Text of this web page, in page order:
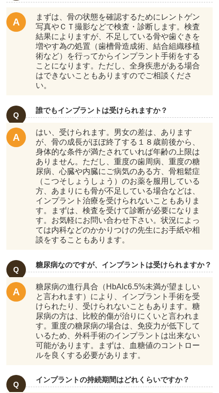
まずは、骨の状態を確認するためにレントゲン
写真やＣＴ撮影などで検査・診断します。検査
結果によりますが、不足している骨や歯ぐきを
増やす為の処置（歯槽骨造成術、結合組織移植
術など）を行ってからインプラント手術をする
ことになります。ただし、全身疾患がある場合
はできないこともありますのでご相談くださ
い。
誰でもインプラントは受けられますか？
はい、受けられます。男女の差は、あります
が、骨の成長がほぼ終了する１８歳前後から、
身体的な条件が満たされていれば年齢の上限は
ありません。ただし、重度の歯周病、重度の糖
尿病、心臓や内臓にご病気のある方、骨粗鬆症
（こつそしょうしょう）のお薬を服用している
方、あまりにも骨が不足している場合などは、
インプラント治療を受けられないこともありま
す。まずは、検査を受けて診断が必要になりま
す。お気軽にお問い合わせ下さい。状況によっ
ては内科などのかかりつけの先生にお手紙や相
談をすることもあります。
糖尿病なのですが、インプラントは受けられますか？
糖尿病の進行具合（HbAlc6.5%未満が望ましい
と言われます）により、インプラント手術を受
けられたり、受けられないこともあります。糖
尿病の方は、比較的傷が治りにくいと言われま
す。重度の糖尿病の場合は、免疫力が低下して
いるため、外科手術のインプラントは出来ない
可能があります。まずは、血糖値のコントロー
ルを良くする必要があります。
インプラントの持続期間はどれくらいですか？